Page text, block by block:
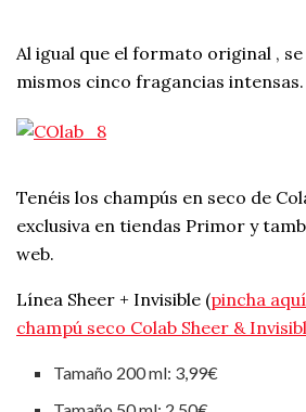
Al igual que el formato original ,
mismos cinco fragancias intensas.
Tenéis los champús en seco de
exclusiva en tiendas Primor y
web.
Línea Sheer + Invisible (pincha
champú seco Colab Sheer &
Tamaño 200 ml: 3,99€